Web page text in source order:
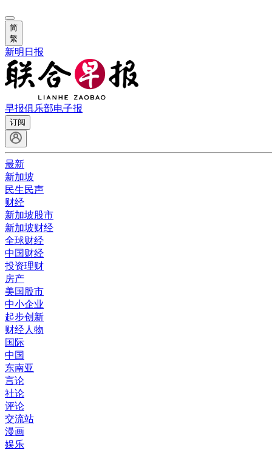
简
繁
新明日报
早报俱乐部电子报
订阅
最新
新加坡
民生民声
财经
新加坡股市
新加坡财经
全球财经
中国财经
投资理财
房产
美国股市
中小企业
起步创新
财经人物
国际
中国
东南亚
言论
社论
评论
交流站
漫画
娱乐